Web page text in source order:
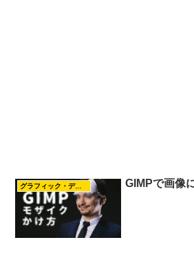
グラフィック・デザイン GIMPで画像